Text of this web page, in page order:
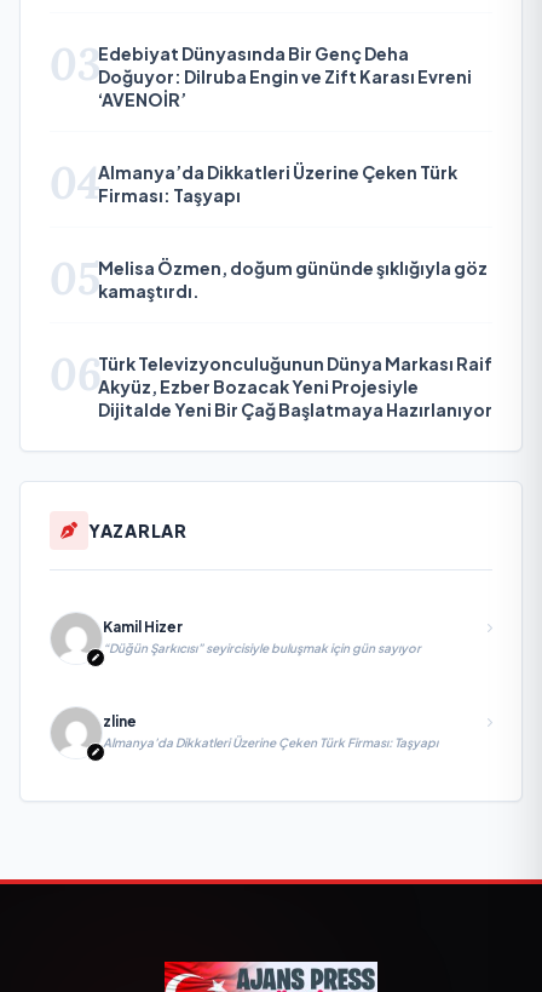
03Edebiyat Dünyasında Bir Genç Deha
Doğuyor: Dilruba Engin ve Zift Karası Evreni
‘AVENOİR’
04Almanya’da Dikkatleri Üzerine Çeken Türk
Firması: Taşyapı
05Melisa Özmen, doğum gününde şıklığıyla göz
kamaştırdı.
06Türk Televizyonculuğunun Dünya Markası Raif
Akyüz, Ezber Bozacak Yeni Projesiyle
Dijitalde Yeni Bir Çağ Başlatmaya Hazırlanıyor
YAZARLAR
Kamil Hizer
“Düğün Şarkıcısı” seyircisiyle buluşmak için gün sayıyor
zline
Almanya’da Dikkatleri Üzerine Çeken Türk Firması: Taşyapı